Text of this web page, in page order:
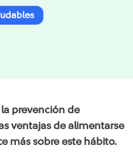
la prevención de
ventajas de alimentarse
más sobre este hábito.